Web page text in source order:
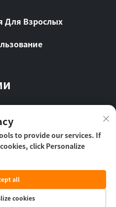
Для Взрослых
Beijing Beehall Biological
Ltd. -
to provide our services. If
click Personalize
cookies
all